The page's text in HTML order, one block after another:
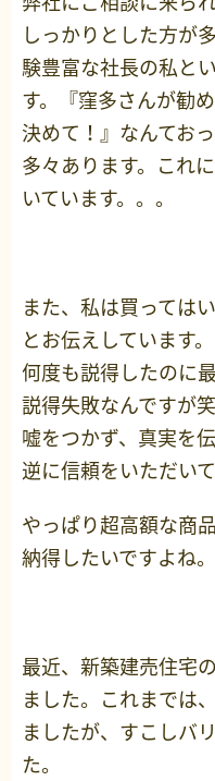
しっかりとした方が
験豊富な社長の私と
す。『窪多さんが勧
決めて！』なんてお
多々あります。これ
いています。。。
また、私は買っては
とお伝えしています
何度も説得したのに
説得失敗なんですが
嘘をつかず、真実を
逆に信頼をいただい
やっぱり超高額な商
納得したいですよね。
最近、新築建売住宅
ました。これまでは
ましたが、すこしバ
た。